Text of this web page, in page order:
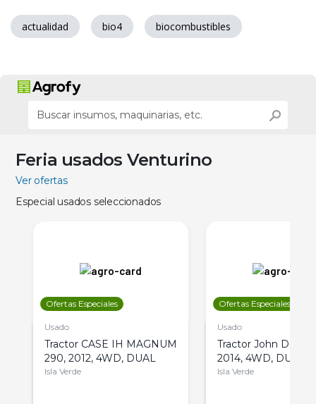
actualidad bio4 biocombustibles
Feria usados Venturino
Ver ofertas
Especial usados seleccionados
Ofertas Especiales
Usado
Tractor CASE IH MAGNUM
290, 2012, 4WD, DUAL
Isla Verde
Ofertas Especiales
Usado
Tractor John Deere
2014, 4WD, DUAL
Isla Verde